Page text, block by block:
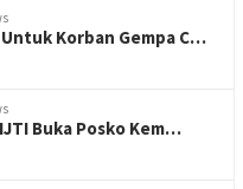
Untuk Korban Gempa C…
Buka Posko Kem…